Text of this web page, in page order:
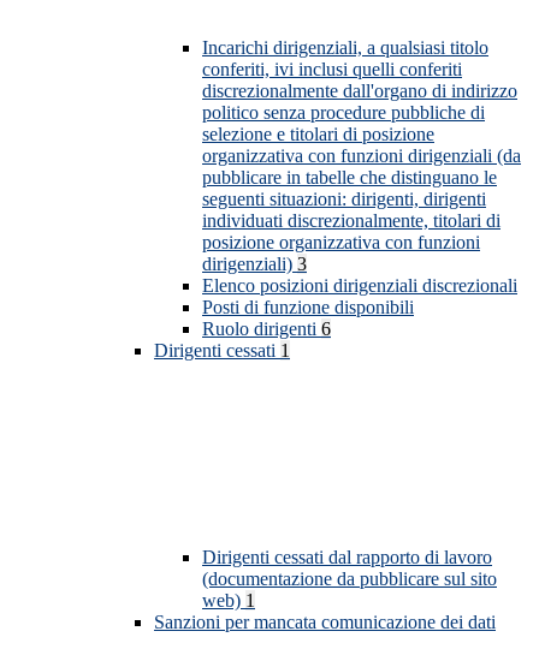
Incarichi dirigenziali, a qualsiasi titolo
conferiti, ivi inclusi quelli conferiti
discrezionalmente dall'organo di indirizzo
politico senza procedure pubbliche di
selezione e titolari di posizione
organizzativa con funzioni dirigenziali (da
pubblicare in tabelle che distinguano le
seguenti situazioni: dirigenti, dirigenti
individuati discrezionalmente, titolari di
posizione organizzativa con funzioni
dirigenziali) 3
Elenco posizioni dirigenziali discrezionali
Posti di funzione disponibili
Ruolo dirigenti 6
Dirigenti cessati 1
Dirigenti cessati dal rapporto di lavoro
(documentazione da pubblicare sul sito
web) 1
Sanzioni per mancata comunicazione dei dati